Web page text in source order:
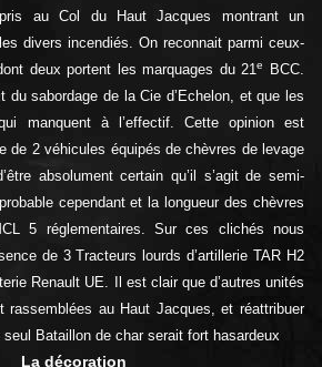
au Col du Haut Jacques montrant un
divers incendiés. On reconnait parmi ceux-
deux portent les marquages du 21e
BCC.
du sabordage de la Cie d’Echelon, et que les
manquent à l’effectif. Cette opinion est
de 2 véhicules équipés de chèvres de levage
absolument certain qu’il s’agit de semi-
cependant et la longueur des chèvres
5 réglementaires. Sur ces clichés nous
de 3 Tracteurs lourds d’artillerie TAR H2
Renault UE. Il est clair que d’autres unités
rassemblées au Haut Jacques, et réattribuer
Bataillon de char serait fort hasardeux
La décoration